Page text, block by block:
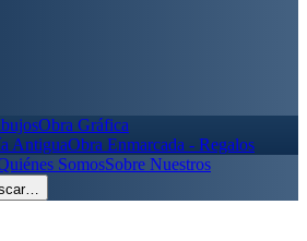
Obra Gráfica
AntiguaObra Enmarcada - Regalos
SomosSobre Nuestros
…